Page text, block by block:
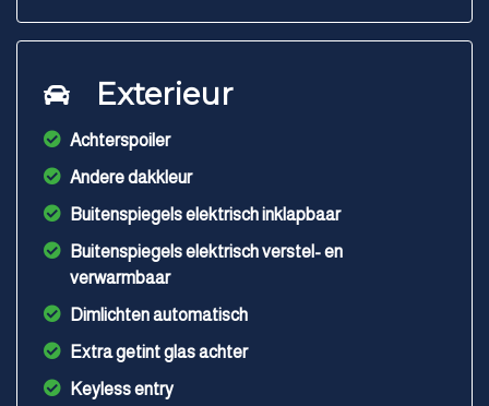
Exterieur
Achterspoiler
Andere dakkleur
Buitenspiegels elektrisch inklapbaar
Buitenspiegels elektrisch verstel- en
verwarmbaar
Dimlichten automatisch
Extra getint glas achter
Keyless entry